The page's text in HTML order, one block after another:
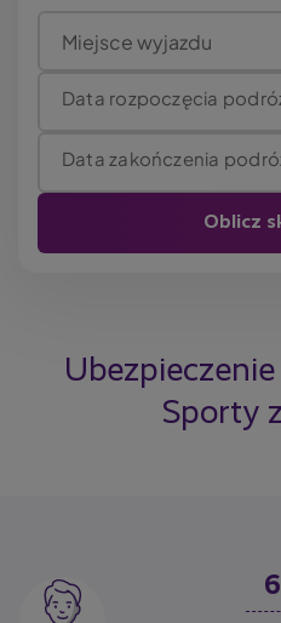
Miejsce wyjazdu
Data rozpoczęcia
Data zakończenia
Sporty
Image